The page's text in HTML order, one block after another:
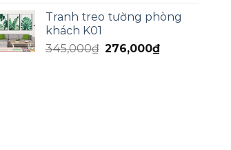
Tranh treo tường phòng
khách K01
345,000₫ 276,000₫